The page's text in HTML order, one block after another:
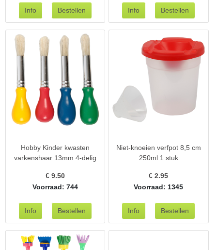
Hobby Kinder kwasten
varkenshaar 13mm 4-delig
€ 9.50
Voorraad: 744
Niet-knoeien verfpot 8,5 cm
250ml 1 stuk
€2.95
Voorraad: 1345